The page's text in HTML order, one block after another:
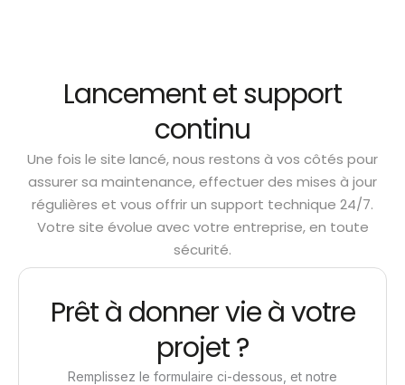
Lancement et support
continu
Une fois le site lancé, nous restons à vos côtés pour
assurer sa maintenance, effectuer des mises à jour
régulières et vous offrir un support technique 24/7.
Votre site évolue avec votre entreprise, en toute
sécurité.
Prêt à donner vie à votre
projet ?
Remplissez le formulaire ci-dessous, et notre